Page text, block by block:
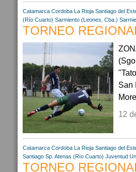
Catamarca Cordoba La Rioja Santiago del
(Río Cuarto) Sarmiento (Leones, Cba.)
TORNEO
San
12
Catamarca Cordoba La Rioja Santiago del
Santiago Sp. Atenas (Río Cuarto) Juventud
TORNEO